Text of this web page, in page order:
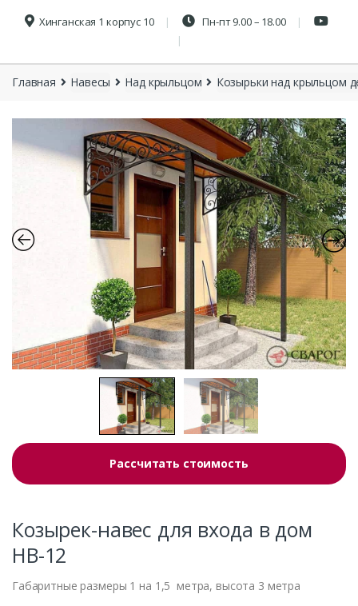
Хинганская 1 корпус 10 Пн-пт 9.00 – 18.00
Главная Навесы Над крыльцом Козырьки над крыльцом
Рассчитать стоимость
Козырек-навес для входа в дом
НВ-12
Габаритные размеры 1 на 1,5 метра, высота 3 метра